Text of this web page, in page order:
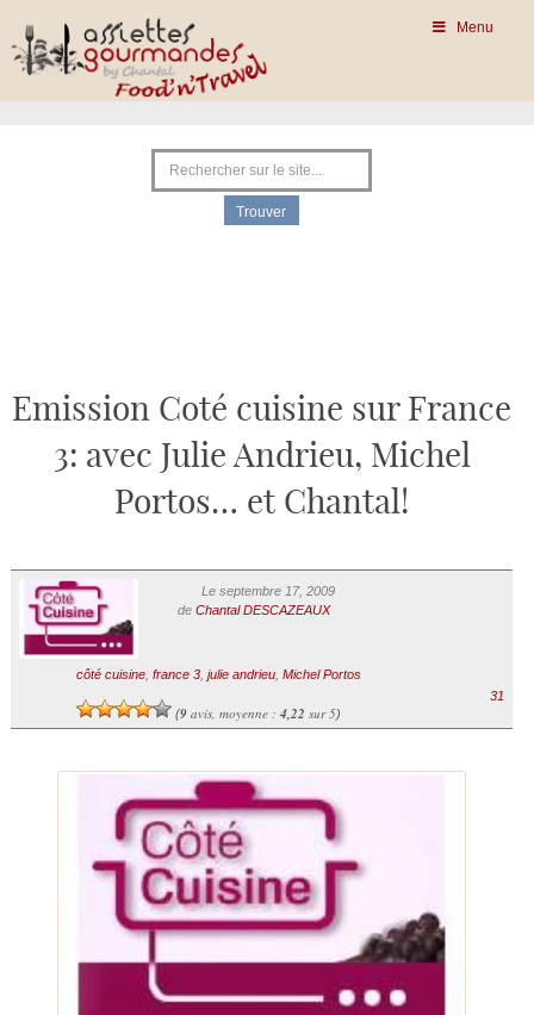
Menu
Emission Coté cuisine sur France
3: avec Julie Andrieu, Michel
Portos… et Chantal!
Le septembre 17, 2009
de Chantal DESCAZEAUX
côté cuisine, france 3, julie andrieu, Michel Portos
(9avis, moyenne : 4,22 sur 5)
31